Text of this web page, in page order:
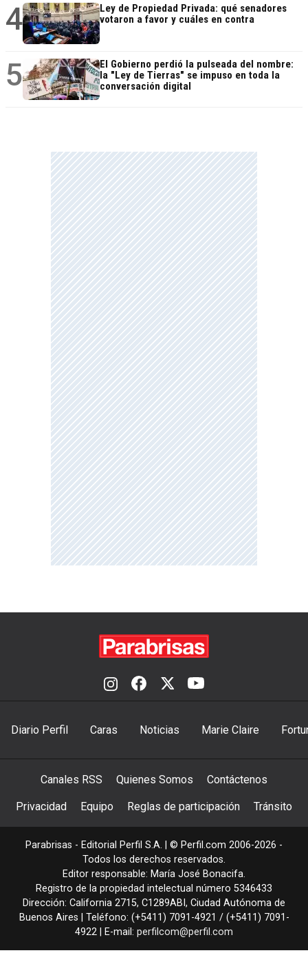
4
Ley de Propiedad Privada: qué senadores
votaron a favor y cuáles en contra
5
El Gobierno perdió la pulseada del nombre:
la "Ley de Tierras" se impuso en toda la
conversación digital
Diario Perfil Caras Noticias Marie Claire
Canales RSS Quienes Somos Contáctenos
Privacidad Equipo Reglas de participación Tránsito
Parabrisas - Editorial Perfil S.A. | © Perfil.com 2006-2026 -
Todos los derechos reservados.
Editor responsable: María José Bonacifa.
Registro de la propiedad intelectual número 5346433
Dirección: California 2715, C1289ABI , Ciudad Autónoma de
Buenos Aires | Teléfono: (+5411) 7091-4921 / (+5411) 7091-
4922 | E-mail: perfilcom@perfil.com